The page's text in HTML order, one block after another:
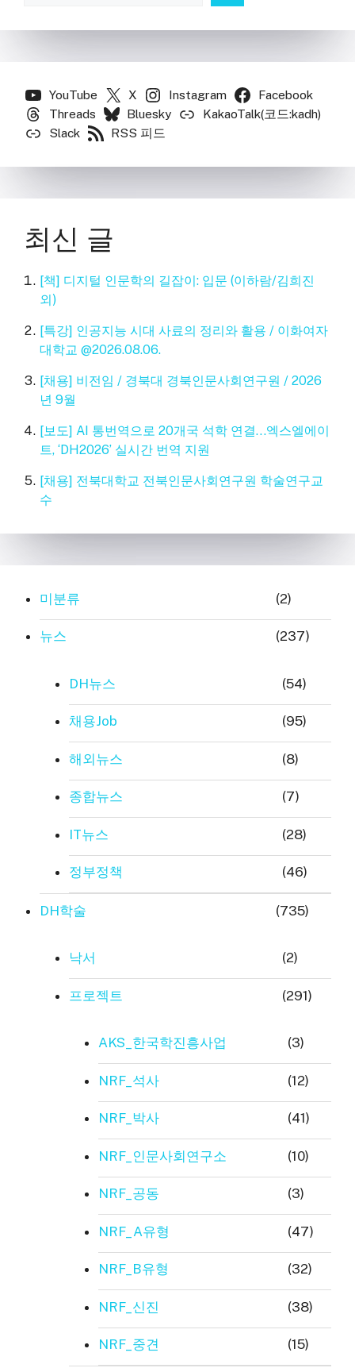
YouTube X Instagram
Facebook
Threads
Bluesky
KakaoTalk(코드:kadh)
Slack
RSS 피드
최신 글
[책] 디지털 인문학의 길잡이: 입문 (이하람/김희진
외)
[특강] 인공지능 시대 사료의 정리와 활용 / 이화여자
대학교 @2026.08.06.
[채용] 비전임 / 경북대 경북인문사회연구원 / 2026
년 9월
[보도] AI 통번역으로 20개국 석학 연결…엑스엘에이
트, ‘DH2026’ 실시간 번역 지원
[채용] 전북대학교 전북인문사회연구원 학술연구교
수
미분류 (2)
뉴스 (237)
DH뉴스 (54)
채용Job (95)
해외뉴스 (8)
종합뉴스 (7)
IT뉴스 (28)
정부정책 (46)
DH학술 (735)
낙서 (2)
프로젝트 (291)
AKS_한국학진흥사업 (3)
NRF_석사 (12)
NRF_박사 (41)
NRF_인문사회연구소 (10)
NRF_공동 (3)
NRF_A유형 (47)
NRF_B유형 (32)
NRF_신진 (38)
NRF_중견 (15)